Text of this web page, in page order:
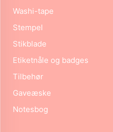
Washi-tape
Stempel
Stikblade
Etiketnåle og badges
Tilbehør
Gaveæske
Notesbog